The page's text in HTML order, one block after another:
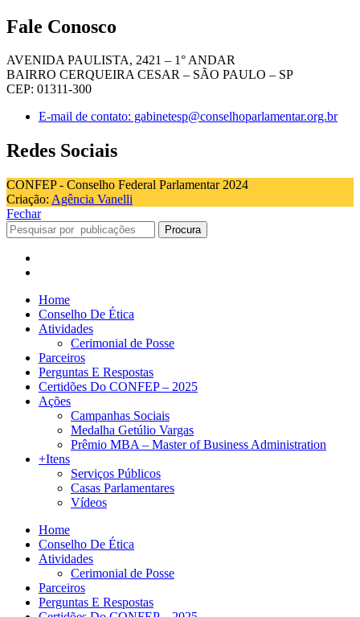
Fale Conosco
AVENIDA PAULISTA, 2421 – 1° ANDAR
BAIRRO CERQUEIRA CESAR – SÃO PAULO – SP
CEP: 01311-300
E-mail de contato: gabinetesp@conselhoparlamentar.org.br
Redes Sociais
CONFEP - Conselho Federal Parlamentar 2024
Criação: Agência Vanelli
Fechar
Procura
Home
Conselho De Ética
Atividades
Cerimonial de Posse
Parceiros
Perguntas E Respostas
Certidões Do CONFEP – 2025
Ações
Campanhas Sociais
Medalha Getúlio Vargas
Prêmio MBA – Master of Business Administration
+Itens
Serviços Públicos
Casas Parlamentares
Vídeos
Home
Conselho De Ética
Atividades
Cerimonial de Posse
Parceiros
Perguntas E Respostas